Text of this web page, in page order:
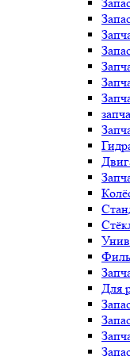
Для